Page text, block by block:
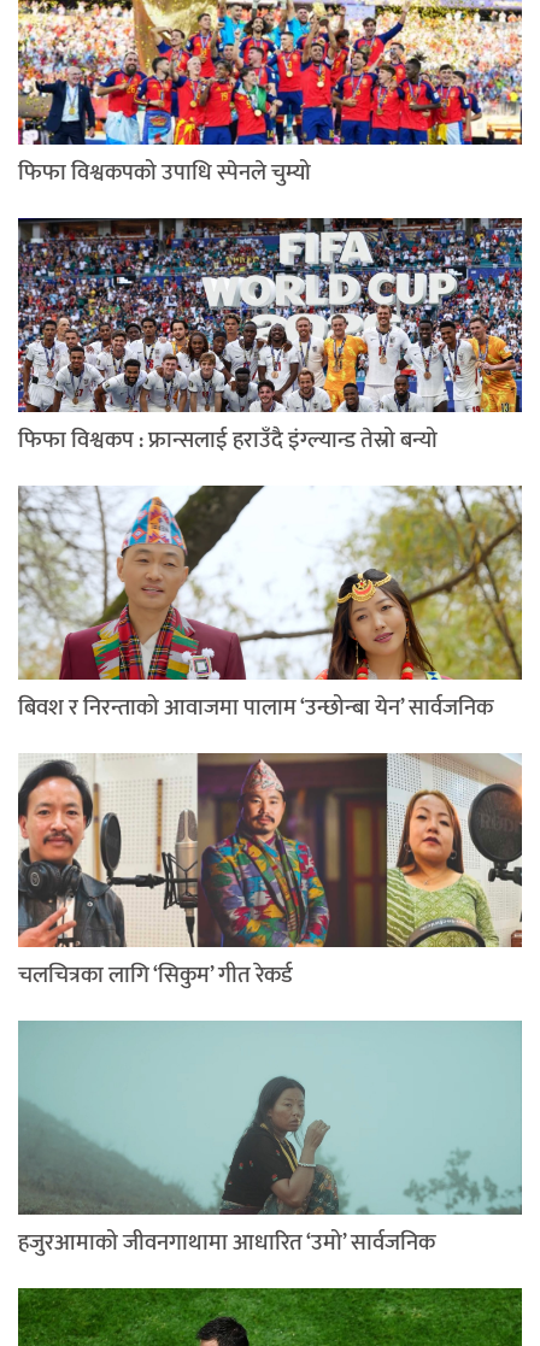
फिफा विश्वकपको उपाधि स्पेनले चुम्यो
फिफा विश्वकप : फ्रान्सलाई हराउँदै इंग्ल्यान्ड तेस्रो बन्यो
बिवश र निरन्ताको आवाजमा पालाम ‘उन्छोन्बा येन’ सार्वजनिक
चलचित्रका लागि ‘सिकुम’ गीत रेकर्ड
हजुरआमाको जीवनगाथामा आधारित ‘उमो’ सार्वजनिक